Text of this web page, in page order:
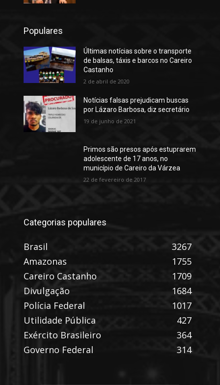
Populares
Últimas notícias sobre o transporte
de balsas, táxis e barcos no Careiro
Castanho
2 de abril de 2020
Notícias falsas prejudicam buscas
por Lázaro Barbosa, diz secretário
19 de junho de 2021
Primos são presos após estuprarem
adolescente de 17 anos, no
município de Careiro da Várzea
22 de fevereiro de 2017
Categorias populares
Brasil
3267
Amazonas
1755
Careiro Castanho
1709
Divulgação
1684
Polícia Federal
1017
Utilidade Pública
427
Exército Brasileiro
364
Governo Federal
314